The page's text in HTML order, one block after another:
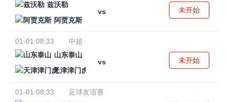
兹沃勒
vs
阿贾克斯
未开始
01-01 08:33
中超
山东泰山
vs
天津津门虎
未开始
01-01 08:33
足球友谊赛